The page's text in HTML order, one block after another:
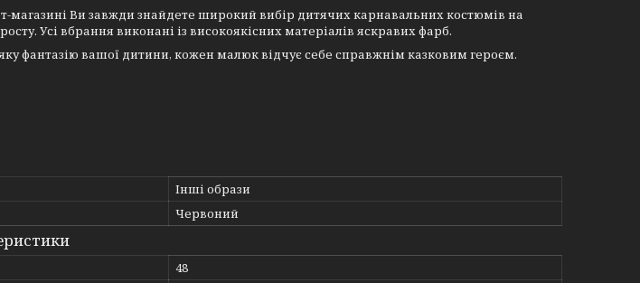
магазині Ви завжди знайдете широкий вибір дитячих карнавальних костюмів на
Усі вбрання виконані із високоякісних матеріалів яскравих фарб.
фантазію вашої дитини, кожен малюк відчує себе справжнім казковим героєм.
Інші образи
Червоний
48